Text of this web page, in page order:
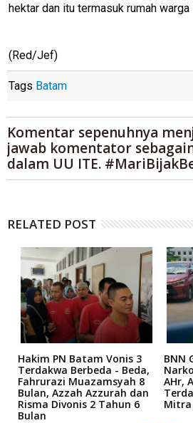
hektar dan itu termasuk rumah warga
(Red/Jef)
Tags Batam
Komentar sepenuhnya
jawab komentator
dalam UU ITE.
RELATED POST
Hakim PN Batam Vonis 3
Terdakwa Berbeda - Beda,
Fahrurazi Muazamsyah 8
Bulan, Azzah Azzurah dan
Risma Divonis 2 Tahun 6
Bulan
BNN
AHr,
Mitra